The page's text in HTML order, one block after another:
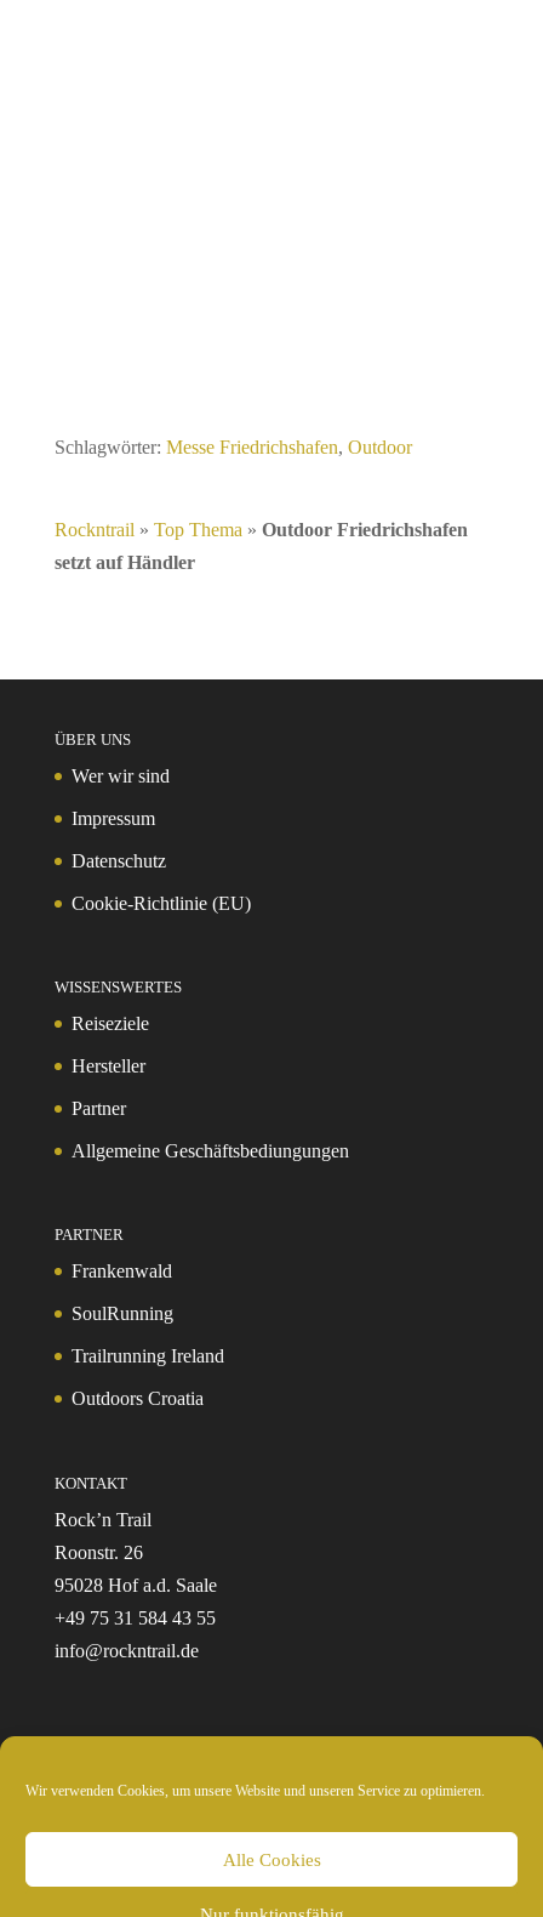
Wir verwenden Cookies, um unsere Website und unseren Service zu optimieren.
Alle Cookies
Schlagwörter: Messe Friedrichshafen, Outdoor
Rockntrail » Top Thema » Outdoor Friedrichshafen
setzt auf Händler
ÜBER UNS
Wer wir sind
Impressum
Datenschutz
Cookie-Richtlinie (EU)
WISSENSWERTES
Reiseziele
Hersteller
Partner
Allgemeine Geschäftsbediungungen
PARTNER
Frankenwald
SoulRunning
Trailrunning Ireland
Outdoors Croatia
KONTAKT
Rock’n Trail
Roonstr. 26
95028 Hof a.d. Saale
+49 75 31 584 43 55
info@rockntrail.de